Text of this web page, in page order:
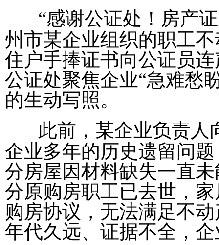
“感谢公证处！房产
州市某企业组织的职工
住户手捧证书向公证员
公证处聚焦企业“急难愁
的生动写照。
此前，某企业负责人
企业多年的历史遗留问
分房屋因材料缺失一直
分原购房职工已去世，
购房协议，无法满足不
年代久远、证据不全，